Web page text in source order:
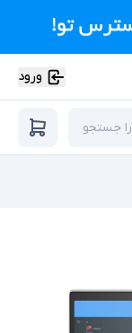
ورود